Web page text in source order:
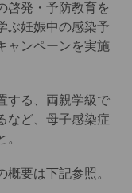
啓発・予防教育を
ぶ妊娠中の感染予
ャンペーンを実施
する、両親学級で
など、母子感染症
要は下記参照。